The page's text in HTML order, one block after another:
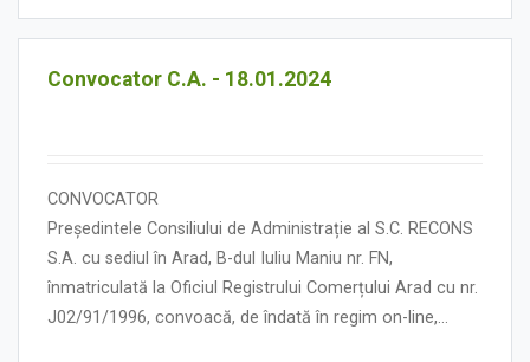
Convocator C.A. - 18.01.2024
CONVOCATOR
Președintele Consiliului de Administrație al S.C. RECONS
S.A. cu sediul în Arad, B-dul Iuliu Maniu nr. FN,
înmatriculată la Oficiul Registrului Comerțului Arad cu nr.
J02/91/1996, convoacă, de îndată în regim on-line,